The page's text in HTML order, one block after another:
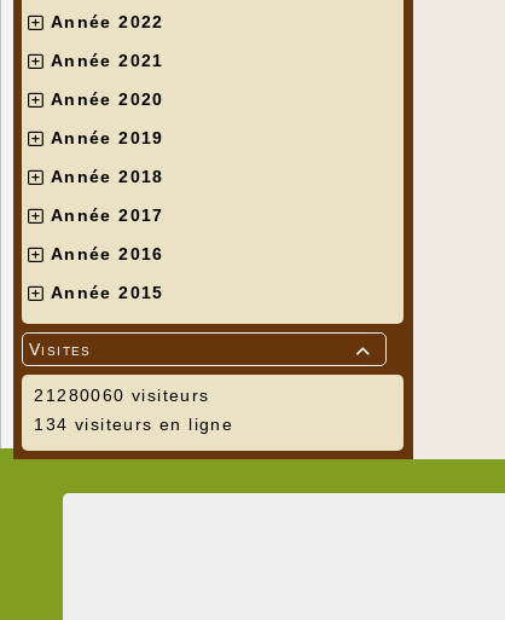
Année 2022
Année 2021
Année 2020
Année 2019
Année 2018
Année 2017
Année 2016
Année 2015

Visites
21280060 visiteurs
134 visiteurs en ligne